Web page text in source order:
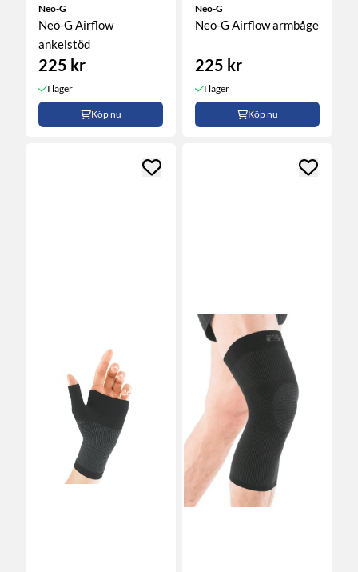
Neo-G
Neo-G Airflow
ankelstöd
225 kr
I lager
Köp nu
Neo-G
Neo-G Airflow armbåge
225 kr
I lager
Köp nu